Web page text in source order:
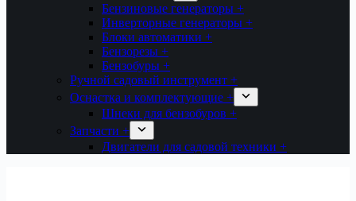
Бензиновые генераторы +
Инверторные генераторы +
Блоки автоматики +
Бензорезы +
Бензобуры +
Ручной садовый инструмент +
Оснастка и комплектующие +
Шнеки для бензобуров +
Запчасти +
Двигатели для садовой техники +